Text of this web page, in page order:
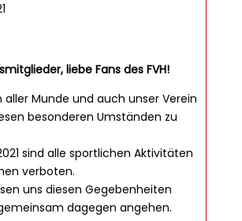
liebe Fans des FVH!
aller Munde und auch unser Verein
besonderen Umständen zu
sind alle sportlichen Aktivitäten
verboten.
uns diesen Gegebenheiten
dagegen angehen.